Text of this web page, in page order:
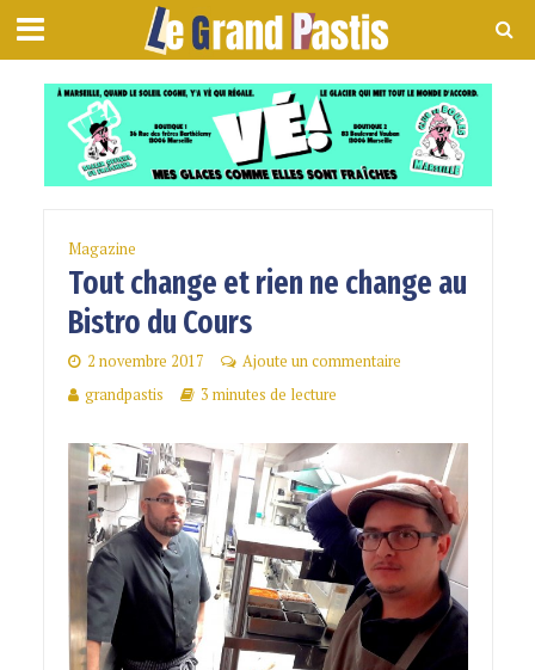
Magazine
Tout change et rien ne change au
Bistro du Cours
2 novembre 2017
Ajoute un commentaire
grandpastis
3 minutes de lecture